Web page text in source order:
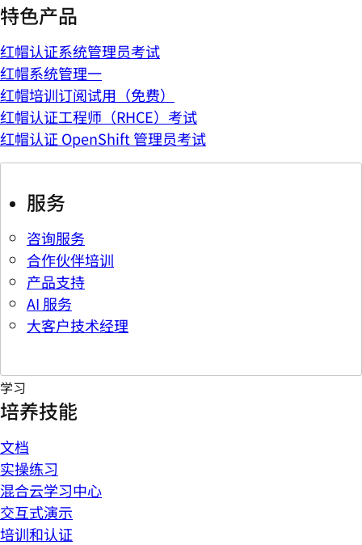
特色产品
红帽认证系统管理员考试
红帽系统管理一
红帽培训订阅试用（免费）
红帽认证工程师（RHCE）考试
红帽认证 OpenShift 管理员考试
服务
咨询服务
合作伙伴培训
产品支持
AI 服务
大客户技术经理
学习
培养技能
文档
实操练习
混合云学习中心
交互式演示
培训和认证